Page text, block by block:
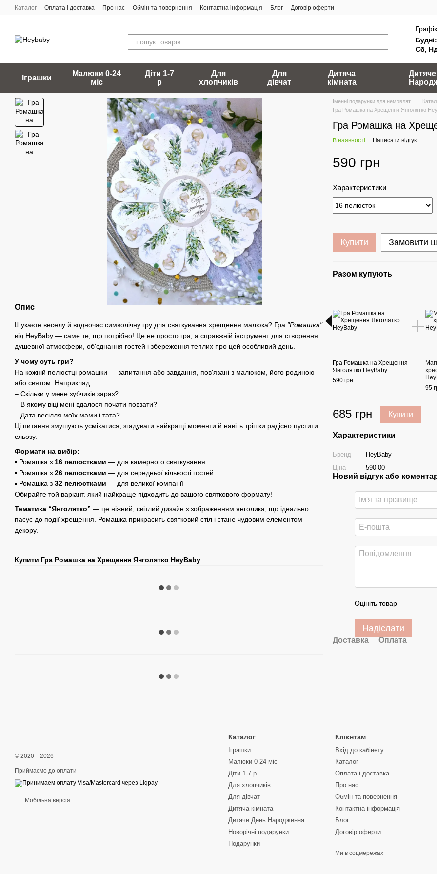
Перейти до основного контенту
Каталог Оплата і доставка Про нас Обмін та повернення Контактна інформація Блог Договір оферти
Будні:
Сб,
Іграшки
Малюки 0-24
міс
Діти 1-7
р
Для
хлопчиків
Для
дівчат
Дитяча
кімната
Опис
Шукаєте веселу й водночас символічну гру для святкування хрещення малюка? Гра "Ромашка"
від HeyBaby — саме те, що потрібно! Це не просто гра, а справжній інструмент для створення
душевної атмосфери, об'єднання гостей і збереження теплих про цей особливий день.
У чому суть гри?
На кожній пелюстці ромашки — запитання або завдання, пов'язані з малюком, його родиною
або святом. Наприклад:
– Скільки у мене зубчиків зараз?
– В якому віці мені вдалося почати повзати?
– Дата весілля моїх мами і тата?
Ці питання змушують усміхатися, згадувати найкращі моменти й навіть трішки радісно пустити
сльозу.
Формати на вибір:
▪️ Ромашка з 16 пелюстками — для камерного святкування
▪️ Ромашка з 26 пелюстками — для середньої кількості гостей
▪️ Ромашка з 32 пелюстками — для великої компанії
Обирайте той варіант, який найкраще підходить до вашого святкового формату!
Тематика “Янголятко” — це ніжний, світлий дизайн з зображенням янголика, що ідеально
пасує до події хрещення. Ромашка прикрасить святковий стіл і стане чудовим елементом
декору.
Купити Гра Ромашка на Хрещення Янголятко HeyBaby
Іменні подарунки для немовлят
Гра Ромашка на Хрещення Янголятко
Гра Ромашка на
В наявності Написати відгук
590 грн
Характеристики
Купити Замовити
Разом купують
Гра Ромашка на Хрещення
Янголятко HeyBaby
590 грн
95
685 грн Купити
Характеристики
Бренд
HeyBaby
Ціна
590.00
Новий відгук або
Оцініть товар
Надіслати
Доставка Оплата
© 2020—2026
Приймаємо до оплати
Мобільна версія
Каталог
Іграшки
Малюки 0-24 міс
Діти 1-7 р
Для хлопчиків
Для дівчат
Дитяча кімната
Дитяче День Народження
Новорічні подарунки
Подарунки
Клієнтам
Вхід до кабінету
Каталог
Оплата і доставка
Про нас
Обмін та повернення
Контактна інформація
Блог
Договір оферти
Ми в соцмережах